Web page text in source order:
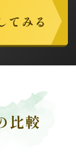
てみる
比較